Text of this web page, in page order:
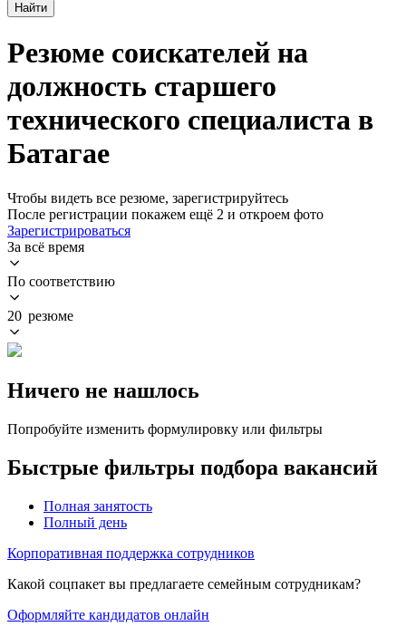
Найти
Резюме соискателей на
должность старшего
технического специалиста в
Батагае
Чтобы видеть все резюме, зарегистрируйтесь
После регистрации покажем ещё 2 и откроем фото
Зарегистрироваться
За всё время
По соответствию
20 резюме
Ничего не нашлось
Попробуйте изменить формулировку или фильтры
Быстрые фильтры подбора вакансий
Полная занятость
Полный день
Корпоративная поддержка сотрудников
Какой соцпакет вы предлагаете семейным сотрудникам?
Оформляйте кандидатов онлайн